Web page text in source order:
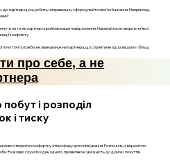
що партнер щось робить неправильно, сформулюйте свої побажання. Наприклад,
на те, як партнер сприймає ваше повідомлення. Намагайтеся говорити м’яко і
конфлікту.
і потреби, не звинувачуючи партнера, що сприятиме здоровішому і більш
про себе, а не
і розподіл
і тиску
створити комфортну атмосферу для спілкування. Розпочніть з відкритого
Важливо слухати один одного, проявляючи уважність до думок і почуттів